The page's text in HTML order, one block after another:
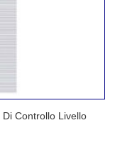
Controllo Livello